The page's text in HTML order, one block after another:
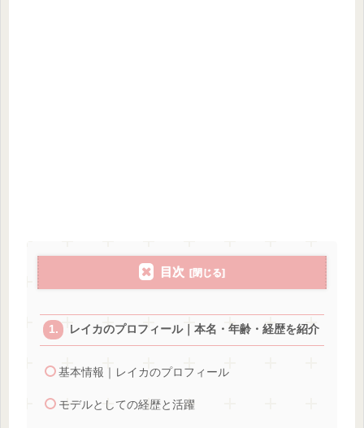
目次
レイカのプロフィール｜本名・年齢・経歴を紹介
基本情報｜レイカのプロフィール
モデルとしての経歴と活躍